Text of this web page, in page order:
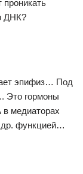
ДНК?
эпифиз… Под
Это гормоны
в медиаторах
др. функцией…